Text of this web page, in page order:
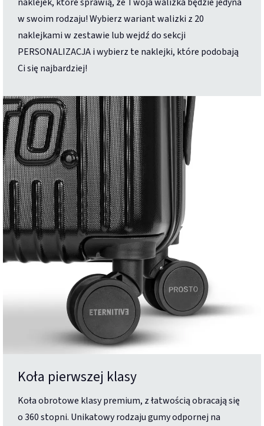
w swoim rodzaju! Wybierz wariant walizki z 20
naklejkami w zestawie lub wejdź do sekcji
PERSONALIZACJA i wybierz te naklejki, które podobają
Ci się najbardziej!
Koła pierwszej klasy
Koła obrotowe klasy premium, z łatwością obracają się
o 360 stopni. Unikatowy rodzaju gumy odpornej na